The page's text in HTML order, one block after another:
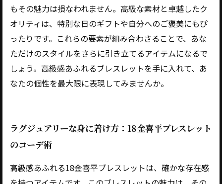
もその魅力は損なわれません。高級な素材と卓越したク
オリティは、特別な日のギフトや自分へのご褒美にもぴ
ったりです。これらの要素が組み合わさることで、あな
ただけのスタイルをさらに引き立てるアイテムになるで
しょう。高級感あふれるブレスレットを手に入れて、あ
なたの個性を最大限に表現してみませんか。
ラグジュアリーな身に着け方：18金喜平ブレスレット
のコーデ術
高級感あふれる18金喜平ブレスレットは、確かな存在感